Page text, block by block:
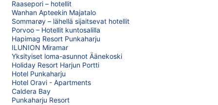
Raasepori – hotellit
Wanhan Apteekin Majatalo
Sommarøy – lähellä sijaitsevat hotellit
Porvoo – Hotellit kuntosalilla
Hapimag Resort Punkaharju
ILUNION Miramar
Yksityiset loma-asunnot Äänekoski
Holiday Resort Harjun Portti
Hotel Punkaharju
Hotel Oravi - Apartments
Caldera Bay
Punkaharju Resort